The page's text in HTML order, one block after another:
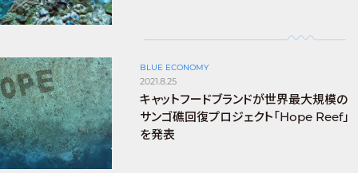
BLUE ECONOMY
2021.8.25
キャットフードブランドが世界最大規模の
サンゴ礁回復プロジェクト「Hope Reef」
を発表